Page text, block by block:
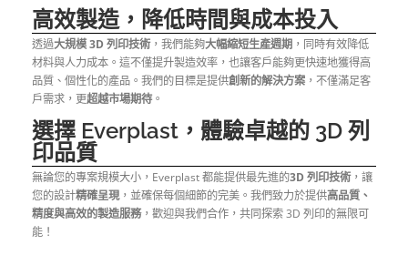
高效製造，降低時間與成本投入
透過大規模 3D 列印技術，我們能夠大幅縮短生產週期 ，同時有效降低
材料與人力成本。這不僅提升製造效率，也讓客戶能夠更快速地獲得高
品質、個性化的產品。我們的目標是提供創新的解決方案 ，不僅滿足客
戶需求，更超越市場期待 。
選擇 Everplast，體驗卓越的 3D 列
印品質
無論您的專案規模大小，Everplast 都能提供最先進的3D 列印技術，讓
您的設計精確呈現，並確保每個細節的完美。我們致力於提供高品質、
精度與高效的製造服務，歡迎與我們合作，共同探索 3D 列印的無限可
能！